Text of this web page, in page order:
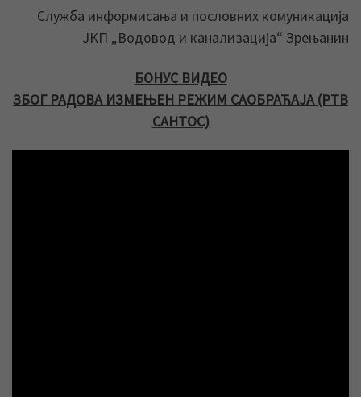
Служба информисања и пословних комуникација
ЈКП „Водовод и канализација“ Зрењанин
БОНУС ВИДЕО
ЗБОГ РАДОВА ИЗМЕЊЕН РЕЖИМ САОБРАЋАЈА (РТВ
САНТОС)